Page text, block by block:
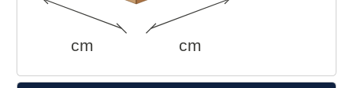
cm cm